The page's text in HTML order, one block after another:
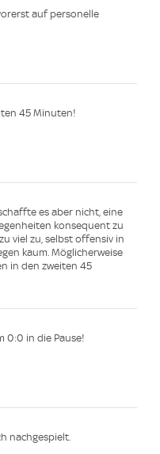
auf personelle
45 Minuten!
es aber nicht, eine
konsequent zu
viel zu, selbst offensiv in
kaum. Möglicherweise
in den zweiten 45
0:0 in die Pause!
nachgespielt.